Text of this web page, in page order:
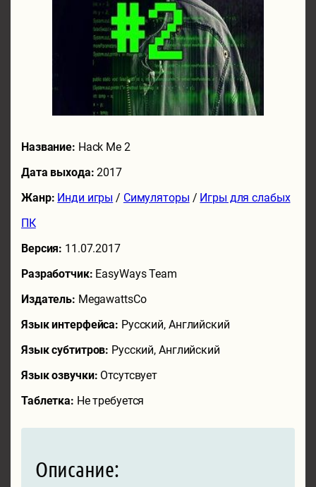
Название: Hack Me 2
Дата выхода:2017
Жанр: Инди игры / Симуляторы / Игры для слабых
ПК
Версия: 11.07.2017
Разработчик: EasyWays Team
Издатель: MegawattsCo
Язык интерфейса: Русский, Английский
Язык субтитров: Русский, Английский
Язык озвучки: Отсутсвует
Таблетка: Не требуется
Описание: